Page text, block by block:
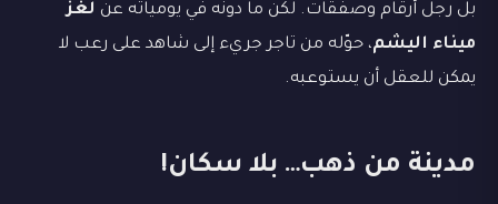
بل رجل أرقام وصفقات. لكن ما دونه في يومياته عن لغز
ميناء اليشم، حوّله من تاجر جريء إلى شاهد على رعب لا
يمكن للعقل أن يستوعبه.
مدينة من ذهب… بلا سكان!